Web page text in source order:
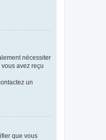
nécessiter
avez reçu
un
que vous